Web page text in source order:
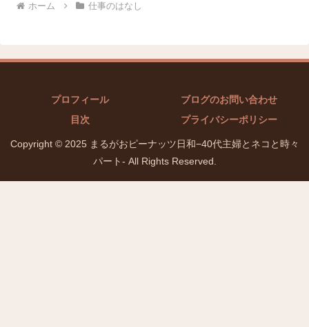
ホーム 仕事のはなし
プロフィール
ブログのお問い合わせ
目次
プライバシーポリシー
Copyright © 2025 まるがおピーナッツ日和−40代主婦とネコと時々
パート- All Rights Reserved.